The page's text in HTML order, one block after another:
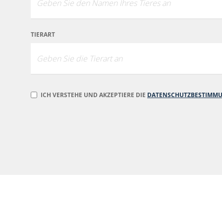
TIERART
ICH VERSTEHE UND AKZEPTIERE DIE